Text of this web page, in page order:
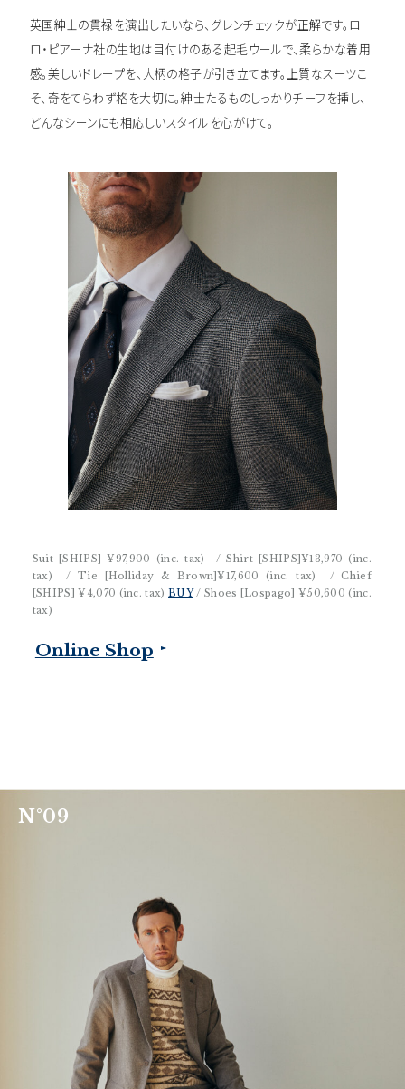
Suit [SHIPS]¥97,900 (inc. tax) / Shirt [SHIPS]¥13,970 (inc.
tax)
/ Tie [Holliday & Brown]¥17,600 (inc. tax)
/ Chief
[SHIPS]¥4,070 (inc. tax) BUY / Shoes [Lospago] ¥50,600 (inc.
tax)
Online Shop
英国紳士の貫禄を演出したいなら、グレンチェックが正解です。ロ
ロ・ピアーナ社の生地は目付けのある起毛ウールで、柔らかな着用
感。美しいドレープを、大柄の格子が引き立てます。上質なスーツこ
そ、奇をてらわず格を大切に。紳士たるものしっかりチーフを挿し、
どんなシーンにも相応しいスタイルを心がけて。
N°09